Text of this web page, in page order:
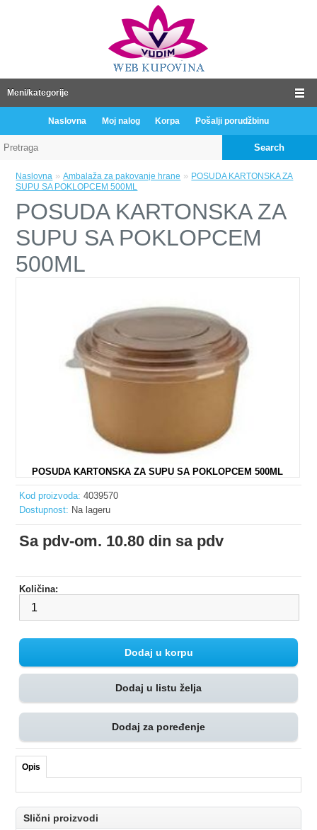
Meni/kategorije
Naslovna Moj nalog Korpa Pošalji porudžbinu
Search
Naslovna »Ambalaža za pakovanje hrane » POSUDA KARTONSKA ZA
SUPU SA POKLOPCEM 500ML
POSUDA KARTONSKA ZA
SUPU SA POKLOPCEM
500ML
POSUDA KARTONSKA ZA SUPU SA POKLOPCEM 500ML
Kod proizvoda: 4039570
Dostupnost: Na lageru
Sa pdv-om. 10.80 din sa pdv
Količina:
Dodaj u listu želja
Dodaj za poređenje
Opis
Slični proizvodi